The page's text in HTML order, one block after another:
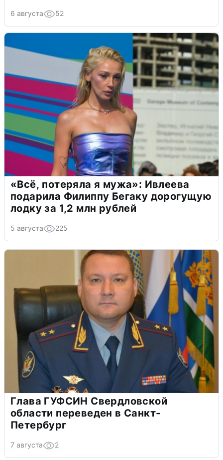
6 августа 52
«Всё, потеряла я мужа»: Ивлеева
подарила Филиппу Бегаку дорогущую
лодку за 1,2 млн рублей
5 августа 225
Глава ГУФСИН Свердловской
области переведен в Санкт-
Петербург
7 августа 2